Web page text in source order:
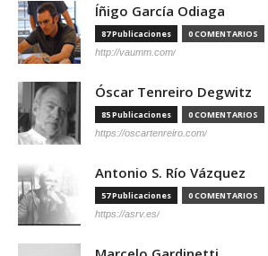
Íñigo García Odiaga
87 Publicaciones 0 COMENTARIOS
http://vaumm.com/
Óscar Tenreiro Degwitz
85 Publicaciones 0 COMENTARIOS
https://oscartenreiro.com/
Antonio S. Río Vázquez
57 Publicaciones 0 COMENTARIOS
https://asrv.es/